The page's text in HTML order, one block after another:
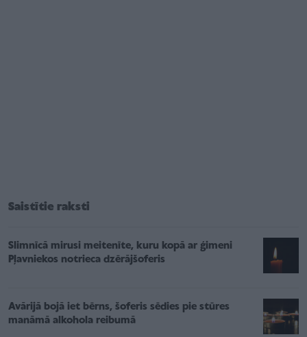
Saistītie raksti
Slimnīcā mirusi meitenīte, kuru kopā ar ģimeni
Pļavniekos notrieca dzērājšoferis
Avārijā bojā iet bērns, šoferis sēdies pie stūres
manāmā alkohola reibumā